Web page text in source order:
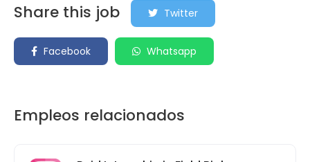
Share this job Twitter
Facebook Whatsapp
Empleos relacionados